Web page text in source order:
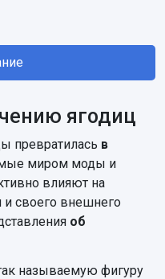
ягодиц
превратилась в
миром моды и
влияют на
и своего внешнего
об
называемую фигуру